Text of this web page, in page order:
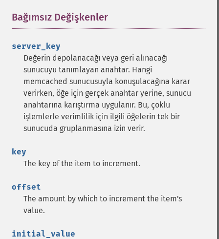
Bağımsız Değişkenler
server_key
Değerin depolanacağı veya geri alınacağı
sunucuyu tanımlayan anahtar. Hangi
memcached sunucusuyla konuşulacağına karar
verirken, öğe için gerçek anahtar yerine, sunucu
anahtarına karıştırma uygulanır. Bu, çoklu
işlemlerle verimlilik için ilgili öğelerin tek bir
sunucuda gruplanmasına izin verir.
key
The key of the item to increment.
offset
The amount by which to increment the item's
value.
initial_value